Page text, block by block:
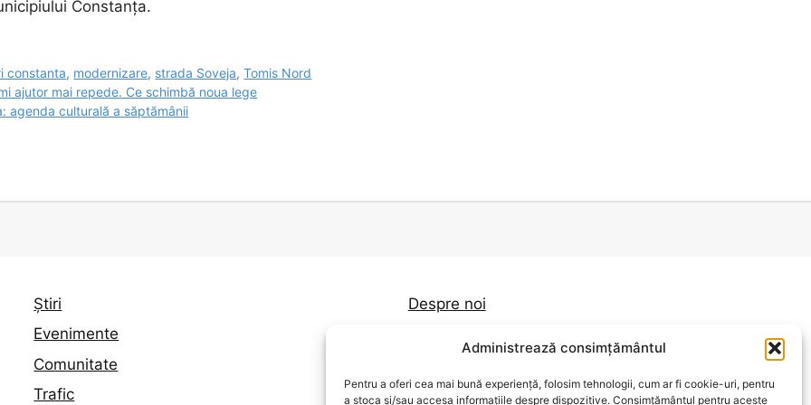
Administrează consimțământul
Pentru a oferi cea mai bună experiență, folosim tehnologii, cum ar fi cookie-uri, pentru
a stoca și/sau accesa informațiile despre dispozitive. Consimțământul pentru aceste
Constanța.
constanta, modernizare, strada Soveja,Tomis Nord
ajutor mai repede. Ce schimbă noua lege
agenda culturală a săptămânii
Știri
Evenimente
Comunitate
Trafic
Despre noi
Termeni și condiții